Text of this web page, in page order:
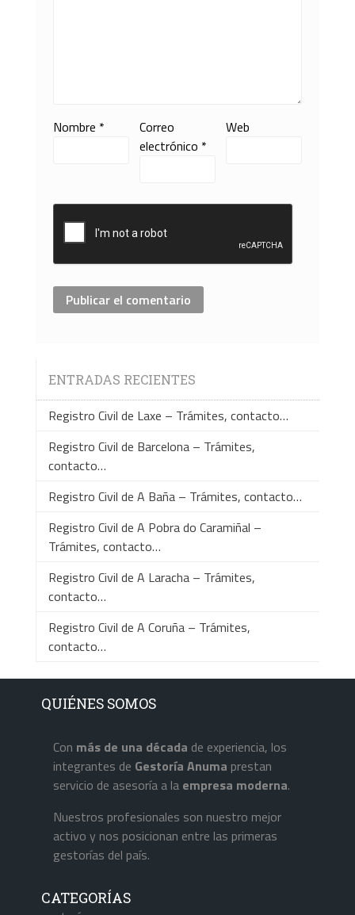
Nombre *
Correo
electrónico *
Web
ENTRADAS RECIENTES
Registro Civil de Laxe – Trámites, contacto…
Registro Civil de Barcelona – Trámites,
contacto…
Registro Civil de A Baña – Trámites, contacto…
Registro Civil de A Pobra do Caramiñal –
Trámites, contacto…
Registro Civil de A Laracha – Trámites,
contacto…
Registro Civil de A Coruña – Trámites,
contacto…
QUIÉNES SOMOS
Con más de una década de experiencia, los
integrantes de Gestoría Anuma prestan
servicio de asesoría a la empresa moderna.
Nuestros profesionales son nuestro mejor
activo y nos posicionan entre las primeras
gestorías del país.
CATEGORÍAS